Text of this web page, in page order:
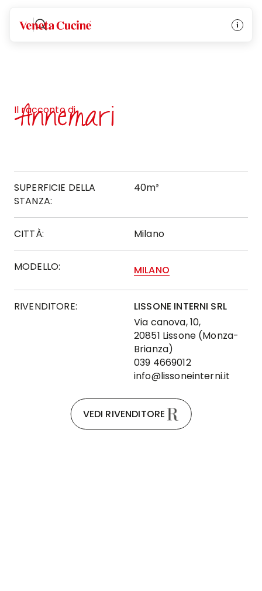
Veneta Cucine
Il racconto di
Annemari
SUPERFICIE DELLA
STANZA:
40m²
CITTÀ: Milano
MODELLO: MILANO
RIVENDITORE:
LISSONE INTERNI SRL
Via canova, 10,
20851 Lissone (Monza-
Brianza)
039 4669012
info@lissoneinterni.it
VEDI RIVENDITORE